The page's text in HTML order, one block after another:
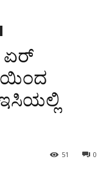
ಏರ್
0
51